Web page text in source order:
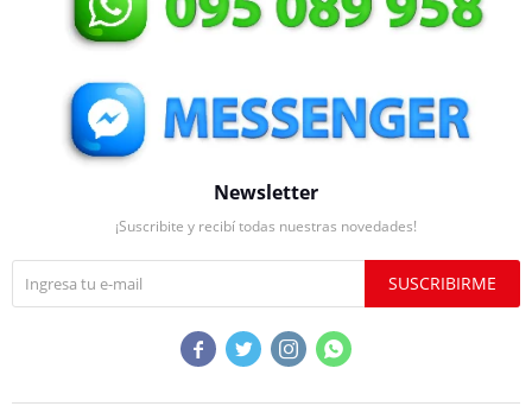
Newsletter
¡Suscribite y recibí todas nuestras novedades!
SUSCRIBIRME
   